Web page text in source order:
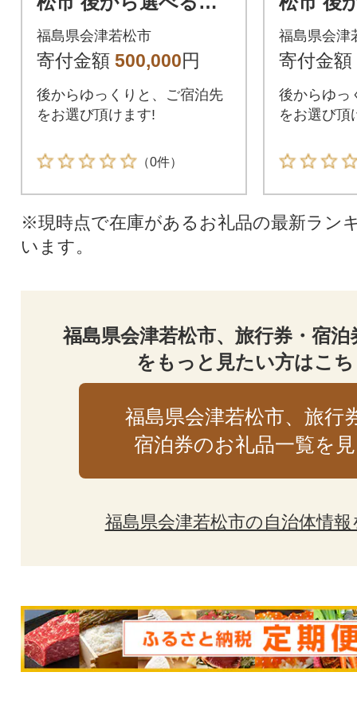
行Webカタログで使
える!旅行クーポン(15
福島県会津若松市
寄付金額 500,000円
後からゆっくりと、ご宿泊先
をお選び頂けます!
（0件）
行Web
える!旅
福島県会津
寄付金額
後からゆっ
をお選び頂
※現時点で在庫があるお礼品の最新ラン
います。
福島県会津若松市、旅行券・宿泊
をもっと見たい方はこ
福島県会津若松市、旅行
宿泊券のお礼品一覧を
福島県会津若松市の自治体情報